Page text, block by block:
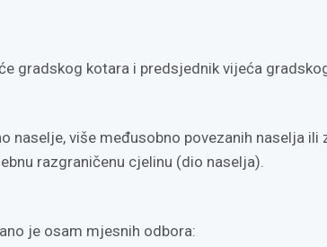
gradskog kotara i predsjednik vijeća
naselje, više međusobno povezanih naselja ili
razgraničenu cjelinu (dio naselja).
je osam mjesnih odbora: